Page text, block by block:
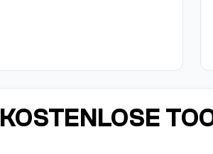
KOSTENLOSE